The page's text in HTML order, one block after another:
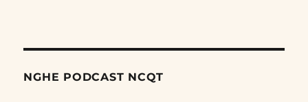
NGHE PODCAST NCQT